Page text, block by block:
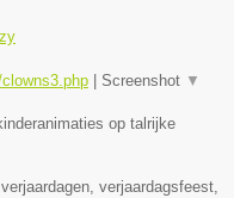
Screenshot ▼
op talrijke
verjaardagsfeest,